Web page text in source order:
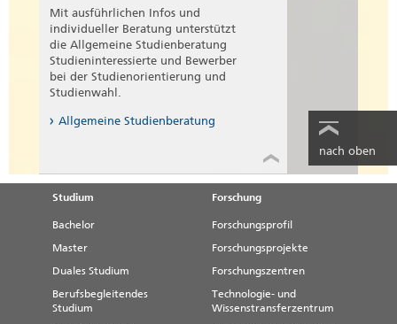
Mit ausführlichen Infos und
individueller Beratung unterstützt
die Allgemeine Studienberatung
Studieninteressierte und Bewerber
bei der Studienorientierung und
Studienwahl.
Allgemeine Studienberatung
nach oben
Studium
Bachelor
Master
Duales Studium
Berufsbegleitendes
Studium
Forschung
Forschungsprofil
Forschungsprojekte
Forschungszentren
Technologie- und
Wissenstransferzentrum